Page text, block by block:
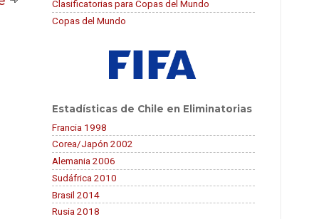
Clasificatorias para Copas del Mundo
Copas del Mundo
Estadísticas de Chile en Eliminatorias
Francia 1998
Corea/Japón 2002
Alemania 2006
Sudáfrica 2010
Brasil 2014
Rusia 2018